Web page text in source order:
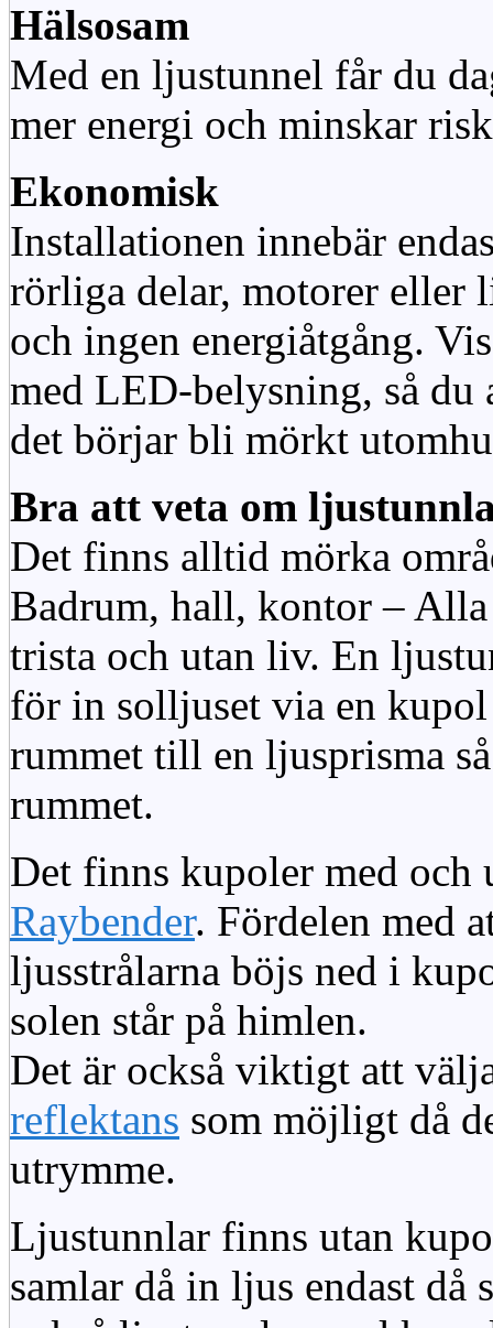
Hälsosam
Med en ljustunnel får du
mer energi och minskar
Ekonomisk
Installationen innebär
rörliga delar, motorer eller
och ingen energiåtgång.
med LED-belysning, så
det börjar bli mörkt
Bra att veta om
Det finns alltid mörka
Badrum, hall, kontor – Alla
trista och utan liv. En
för in solljuset via en
rummet till en ljusprisma
rummet.
Det finns kupoler med och
Raybender. Fördelen med
ljusstrålarna böjs ned i
solen står på himlen.
Det är också viktigt att
reflektans som möjligt då
utrymme.
Ljustunnlar finns utan
samlar då in ljus endast då